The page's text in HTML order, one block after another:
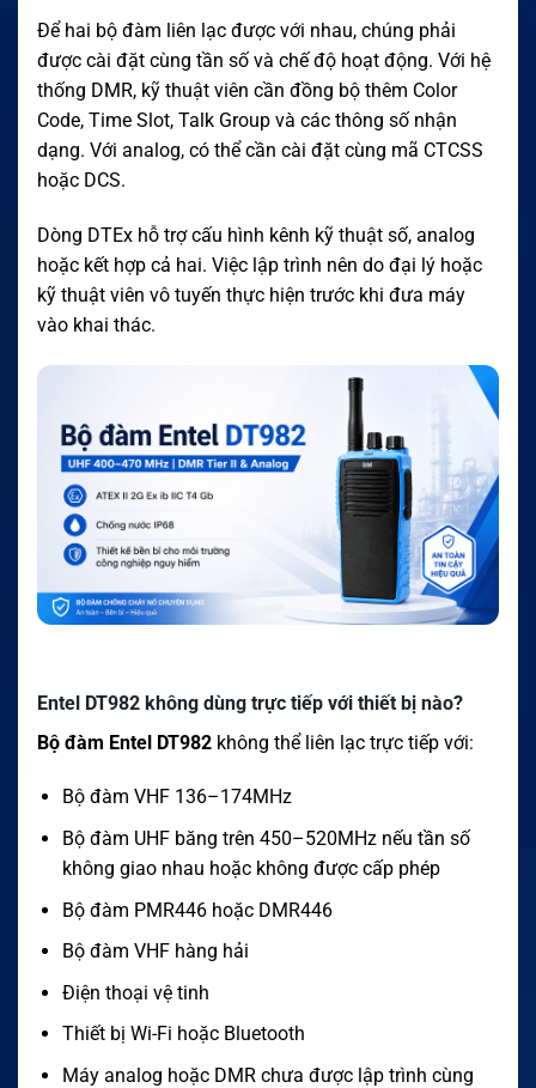
Để hai bộ đàm liên lạc được với nhau, chúng phải
được cài đặt cùng tần số và chế độ hoạt động. Với hệ
thống DMR, kỹ thuật viên cần đồng bộ thêm Color
Code, Time Slot, Talk Group và các thông số nhận
dạng. Với analog, có thể cần cài đặt cùng mã CTCSS
hoặc DCS.
Dòng DTEx hỗ trợ cấu hình kênh kỹ thuật số, analog
hoặc kết hợp cả hai. Việc lập trình nên do đại lý hoặc
kỹ thuật viên vô tuyến thực hiện trước khi đưa máy
vào khai thác.
Entel DT982 không dùng trực tiếp với thiết bị nào?
Bộ đàm Entel DT982 không thể liên lạc trực tiếp với:
Bộ đàm VHF 136–174MHz
Bộ đàm UHF băng trên 450–520MHz nếu tần số
không giao nhau hoặc không được cấp phép
Bộ đàm PMR446 hoặc DMR446
Bộ đàm VHF hàng hải
Điện thoại vệ tinh
Thiết bị Wi-Fi hoặc Bluetooth
Máy analog hoặc DMR chưa được lập trình cùng